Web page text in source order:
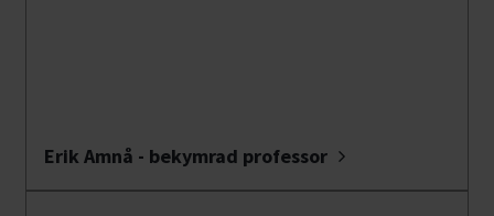
Erik Amnå - bekymrad professor